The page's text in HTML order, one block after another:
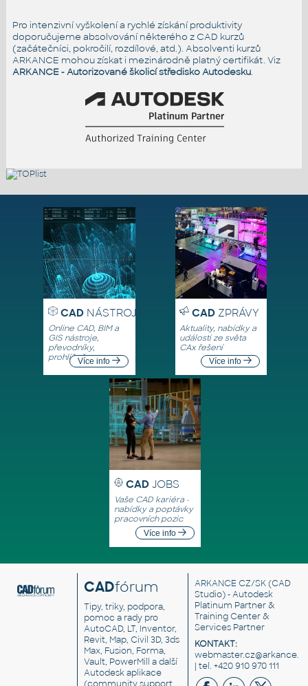
Pro intenzivní vyškolení a rychlé získání produktivity
doporučujeme absolvování některého z CAD kurzů
(začátečníci, pokročilí, rozdílové, atd.). Absolventi kurzů
ARKANCE mohou získat i mezinárodně platný certifikát. Viz
ARKANCE - Autorizované školicí středisko Autodesku.
CADNÁSTROJE
Online CAD, BIM a
GIS nástroje,
převodníky,
prohlížečeVíce info
CADZPRÁVY
Aktuality, nabídky a
události ze světa
CAx řešení
Více info
CAD JOBS
Vaše CAD kariéra -
nabídky a poptávky
pracovních pozic
Více info
CADfórum
Tipy, triky, podpora,
pomoc a rady pro
AutoCAD, LT, Inventor,
Revit, Map, Civil 3D, 3ds
Max, Fusion, Forma,
Vault, PowerMill a další
Autodesk aplikace
(community support
ARKANCE CZ/SK(CAD
Studio) - Autodesk
Platinum Partner &
Training Center &
Services Partner
KONTAKT:
| tel. +420 910 970 111